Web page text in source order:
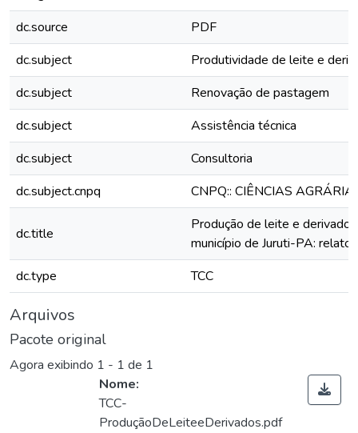
dc.source
PDF
dc.subject
Produtividade de leite e
dc.subject
Renovação de pastagem
dc.subject
Assistência técnica
dc.subject
Consultoria
dc.subject.cnpq
CNPQ:: CIÊNCIAS
dc.title
Produção de leite e
município de Juruti-PA: relato
dc.type
TCC
Arquivos
Pacote original
Agora exibindo 1 - 1 de 1
Nome:
TCC-
ProduçãoDeLeiteeDerivados.pdf